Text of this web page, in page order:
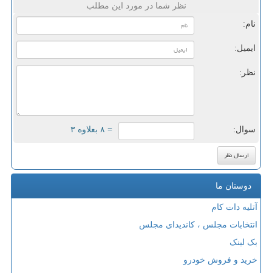
نظر شما در مورد این مطلب
نام:
ایمیل:
نظر:
سوال: = ۸ بعلاوه ۳
دوستان ما
آتلیه دات کام
انتخابات مجلس ، کاندیدای مجلس
بک لینک
خرید و فروش خودرو